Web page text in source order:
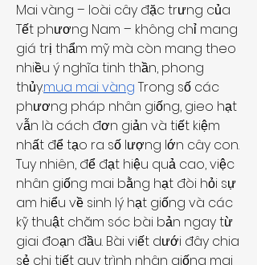
Mai vàng – loài cây đặc trưng của
Tết phương Nam – không chỉ mang
giá trị thẩm mỹ mà còn mang theo
nhiều ý nghĩa tinh thần, phong
thủy.mua mai vàng Trong số các
phương pháp nhân giống, gieo hạt
vẫn là cách đơn giản và tiết kiệm
nhất để tạo ra số lượng lớn cây con.
Tuy nhiên, để đạt hiệu quả cao, việc
nhân giống mai bằng hạt đòi hỏi sự
am hiểu về sinh lý hạt giống và các
kỹ thuật chăm sóc bài bản ngay từ
giai đoạn đầu. Bài viết dưới đây chia
sẻ chi tiết quy trình nhân giống mai